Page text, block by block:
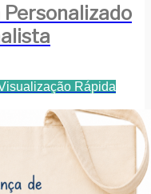
Rápida